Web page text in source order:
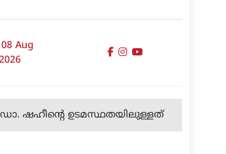
08 Aug
ഷഹീന്റെ ഉടമസ്ഥതയിലുള്ളത്